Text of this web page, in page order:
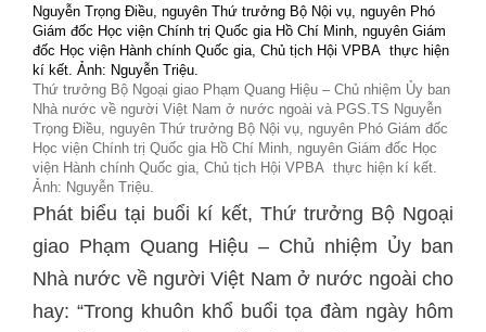
Thứ trưởng Bộ Ngoại giao Phạm Quang Hiệu – Chủ nhiệm Ủy ban
Nhà nước về người Việt Nam ở nước ngoài và PGS.TS Nguyễn
Trọng Điều, nguyên Thứ trưởng Bộ Nội vụ, nguyên Phó Giám đốc
Học viện Chính trị Quốc gia Hồ Chí Minh, nguyên Giám đốc Học
viện Hành chính Quốc gia, Chủ tịch Hội VPBA thực hiện kí kết.
Ảnh: Nguyễn Triệu.
Phát biểu tại buổi kí kết, Thứ trưởng Bộ Ngoại
giao Phạm Quang Hiệu – Chủ nhiệm Ủy ban
Nhà nước về người Việt Nam ở nước ngoài cho
hay: “Trong khuôn khổ buổi tọa đàm ngày hôm